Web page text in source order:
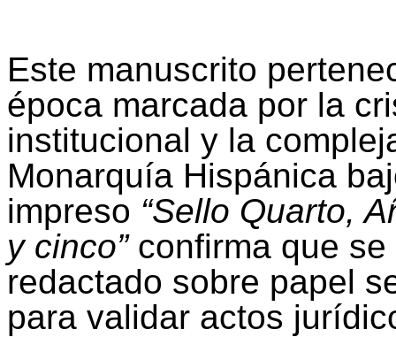
Este manuscrito
época marcada por la
institucional y la
Monarquía Hispánica
impreso “Sello Quarto,
y cinco”confirma que se
redactado sobre papel
para validar actos